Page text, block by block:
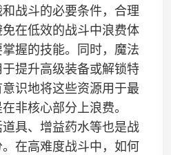
战斗的必要条件，合理
在低效的战斗中浪费体
握的技能。同时，魔法
提升高级装备或解锁特
识地将这些资源用于最
非核心部分上浪费。
具、增益药水等也是战
在高难度战斗中，如何